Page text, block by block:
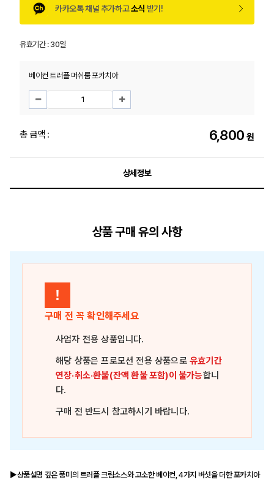
카카오톡 채널 추가하고소식 받기!
유효기간 :30일
베이컨 트러플 머쉬룸 포카치아
총 금액 : 6,800 원
상세정보
상품 구매 유의 사항
!
구매 전 꼭 확인해주세요
사업자 전용 상품입니다.
해당 상품은프로모션 전용 상품으로유효기간
연장·취소·환불(잔액 환불 포함)이 불가능합니
다.
구매 전 반드시 참고하시기 바랍니다.
▶상품설명 깊은 풍미의 트러플 크림소스와 고소한 베이컨, 4가지 버섯을 더한 포카치아